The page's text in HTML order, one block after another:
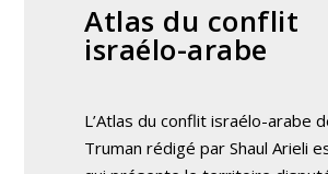
Atlas du conflit
israélo-arabe
L’Atlas du conflit israélo-arabe
Truman rédigé par Shaul Arieli